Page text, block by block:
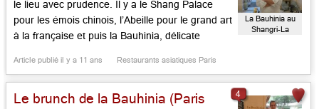
le lieu avec prudence. Il y a le Shang Palace
pour les émois chinois, l’Abeille pour le grand art
à la française et puis la Bauhinia, délicate
rouge et vert, signée Pierre-Yves Rochon,
jouant Marie-Chantal chez les Malais. Le […]...
Article publié il y a 11 ans Restaurants asiatiques Paris
La Bauhinia au
Shangri-La
Le brunch de la Bauhinia (Paris
4